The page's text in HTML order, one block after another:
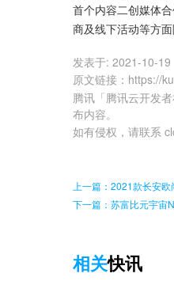
首个内容二创媒体
商及线下活动等方面
发表于: 2021-10-19
原文链接 ： https://
腾讯「腾讯云开发
布内容。
如有侵权，请联系
上一篇：2021款长安
下一篇：苏富比元宇宙
相关快讯